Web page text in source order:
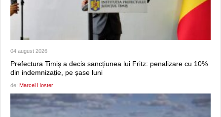
04 august 2026
Prefectura Timiș a decis sancțiunea lui Fritz: penalizare cu 10%
din indemnizație, pe șase luni
de: Marcel Hoster